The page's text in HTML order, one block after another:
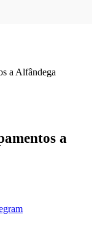
a Alfândega
a